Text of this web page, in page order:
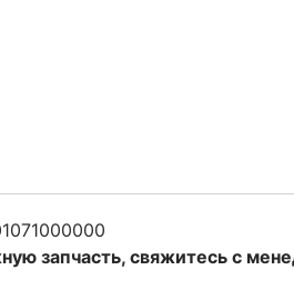
запчасть, свяжитесь с